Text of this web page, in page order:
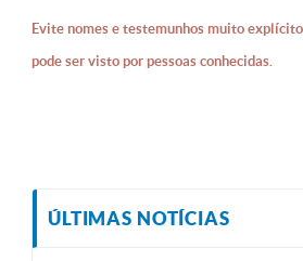
Evite nomes e testemunhos muito
pode ser visto por pessoas conhecidas.
ÚLTIMAS NOTÍCIAS